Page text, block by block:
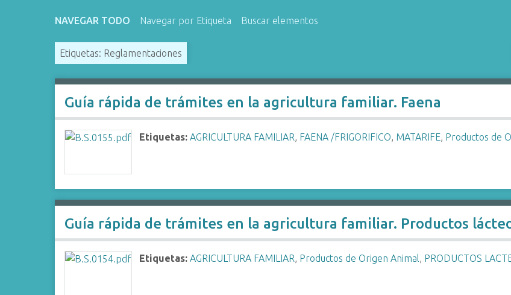
NAVEGAR TODO Navegar por Etiqueta Buscar elementos
Etiquetas: Reglamentaciones
Guía rápida de trámites en la agricultura familiar. Faena
Etiquetas: AGRICULTURA FAMILIAR, FAENA /FRIGORIFICO, MATARIFE, Productos de
Guía rápida de trámites en la agricultura familiar. Productos
Etiquetas: AGRICULTURA FAMILIAR, Productos de Origen Animal, PRODUCTOS